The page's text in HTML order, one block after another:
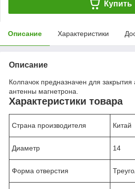
Купить
Описание Характеристики
Описание
Колпачок предназначен для
антенны магнетрона.
Характеристики товара
Страна производителя Китай
Диаметр 14
Форма отверстия